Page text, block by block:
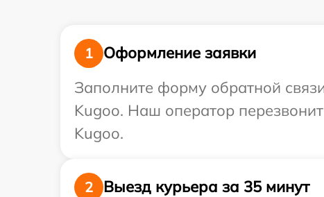
1
Оформление заявки
Заполните форму обратной
Kugoo. Наш оператор
Kugoo.
2
Выезд курьера за 35 минут